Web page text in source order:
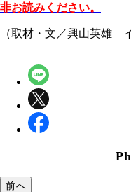
非お読みください。
（取材・文／興山英雄
前へ